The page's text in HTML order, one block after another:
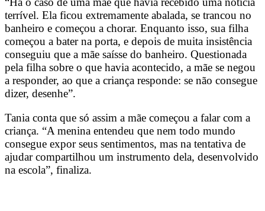
terrível. Ela ficou extremamente abalada, se trancou no
banheiro e começou a chorar. Enquanto isso, sua filha
começou a bater na porta, e depois de muita insistência
conseguiu que a mãe saísse do banheiro. Questionada
pela filha sobre o que havia acontecido, a mãe se negou
a responder, ao que a criança responde: se não consegue
dizer, desenhe”.
Tania conta que só assim a mãe começou a falar com a
criança. “A menina entendeu que nem todo mundo
consegue expor seus sentimentos, mas na tentativa de
ajudar compartilhou um instrumento dela, desenvolvido
na escola”, finaliza.